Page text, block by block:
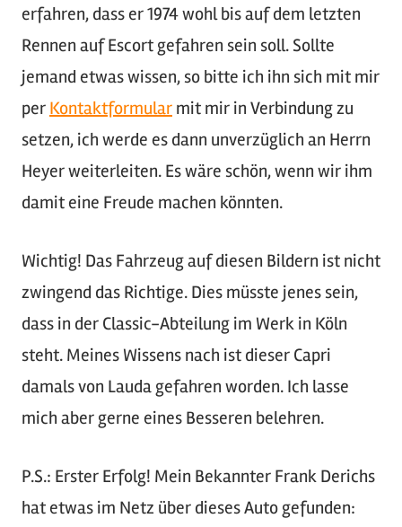
erfahren, dass er 1974 wohl bis auf dem letzten
Rennen auf Escort gefahren sein soll. Sollte
jemand etwas wissen, so bitte ich ihn sich mit mir
per Kontaktformular mit mir in Verbindung zu
setzen, ich werde es dann unverzüglich an Herrn
Heyer weiterleiten. Es wäre schön, wenn wir ihm
damit eine Freude machen könnten.
Wichtig! Das Fahrzeug auf diesen Bildern ist nicht
zwingend das Richtige. Dies müsste jenes sein,
dass in der Classic-Abteilung im Werk in Köln
steht. Meines Wissens nach ist dieser Capri
damals von Lauda gefahren worden. Ich lasse
mich aber gerne eines Besseren belehren.
P.S.: Erster Erfolg! Mein Bekannter Frank Derichs
hat etwas im Netz über dieses Auto gefunden: